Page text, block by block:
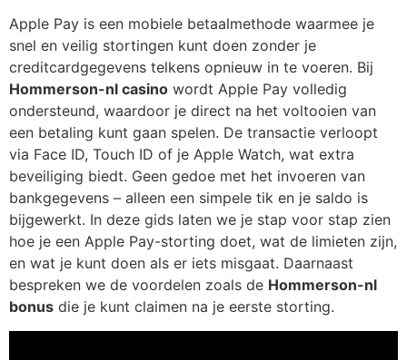
Apple Pay is een mobiele betaalmethode waarmee je
snel en veilig stortingen kunt doen zonder je
creditcardgegevens telkens opnieuw in te voeren. Bij
Hommerson-nl casino wordt Apple Pay volledig
ondersteund, waardoor je direct na het voltooien van
een betaling kunt gaan spelen. De transactie verloopt
via Face ID, Touch ID of je Apple Watch, wat extra
beveiliging biedt. Geen gedoe met het invoeren van
bankgegevens – alleen een simpele tik en je saldo is
bijgewerkt. In deze gids laten we je stap voor stap zien
hoe je een Apple Pay-storting doet, wat de limieten zijn,
en wat je kunt doen als er iets misgaat. Daarnaast
bespreken we de voordelen zoals de Hommerson-nl
bonus die je kunt claimen na je eerste storting.